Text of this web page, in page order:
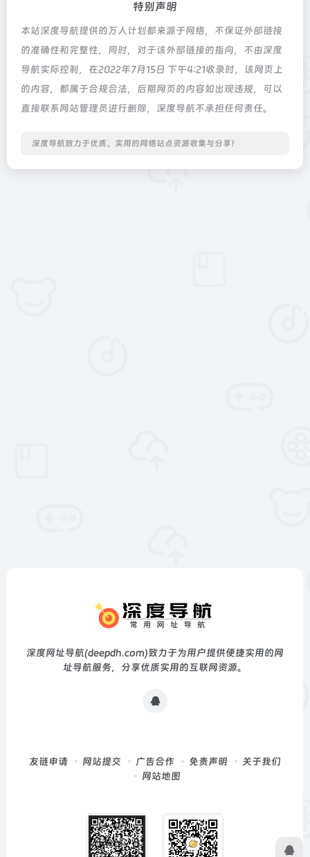
特别声明
本站深度导航提供的万人计划都来源于网络，不保证外部链接
的准确性和完整性，同时，对于该外部链接的指向，不由深度
导航实际控制，在2022年7月15日 下午4:21收录时，该网页上
的内容，都属于合规合法，后期网页的内容如出现违规，可以
直接联系网站管理员进行删除，深度导航不承担任何责任。
深度导航致力于优质、实用的网络站点资源收集与分享！
深度网址导航(deepdh.com)致力于为用户提供便捷实用的网
址导航服务，分享优质实用的互联网资源。
友链申请 网站提交 广告合作 免责声明
关于我们
网站地图